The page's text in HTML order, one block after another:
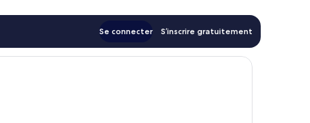
Se connecter S’inscrire gratuitement